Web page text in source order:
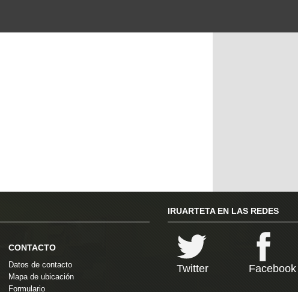
CONTACTO
Datos de contacto
Mapa de ubicación
Formulario
IRUARTETA EN LAS REDES
Twitter Facebook